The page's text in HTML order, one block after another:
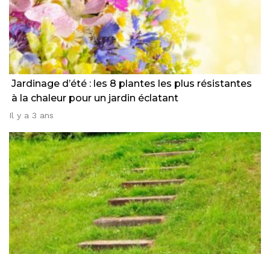
Jardinage d’été : les 8 plantes les plus résistantes
à la chaleur pour un jardin éclatant
Il y a 3 ans